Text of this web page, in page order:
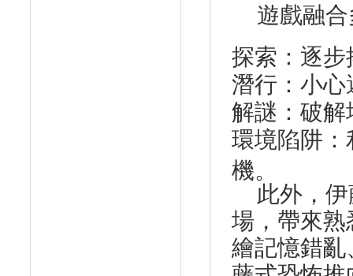
遊戲融
探索 ：逐
潛行 ：小
解謎 ：破
環境陷阱
機。
此外，
場，帶來
繪記憶錯